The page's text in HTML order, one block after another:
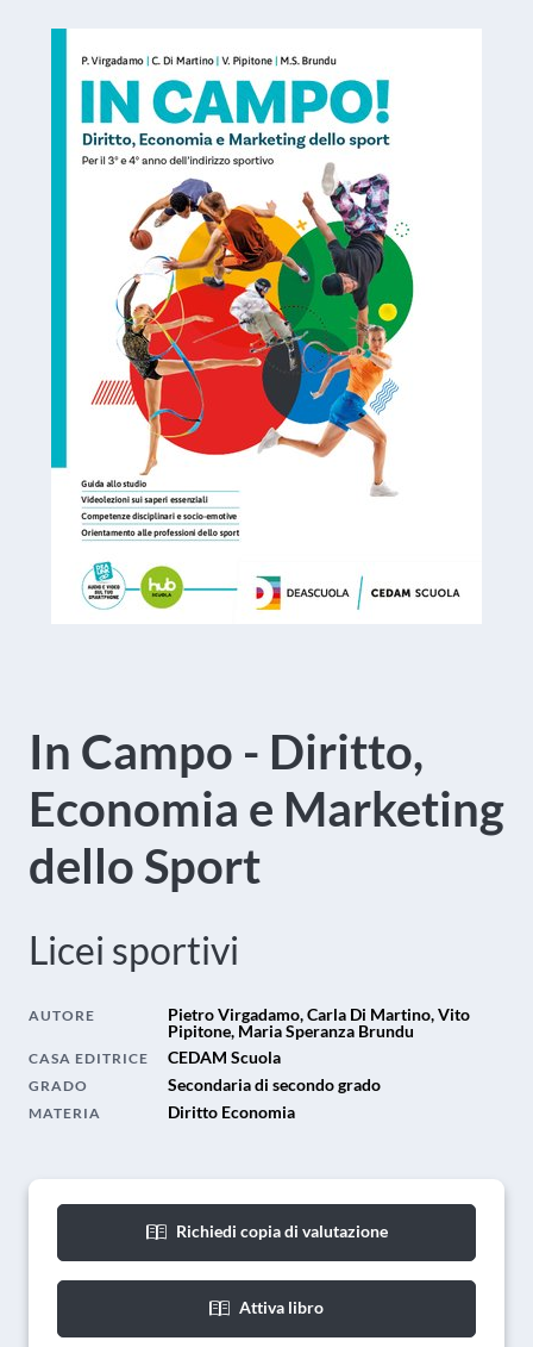
In Campo - Diritto,
Economia e Marketing
dello Sport
Licei sportivi
AUTORE
Pietro Virgadamo, Carla Di Martino, Vito
Pipitone, Maria Speranza Brundu
CASA EDITRICE CEDAM Scuola
GRADO Secondaria di secondo grado
MATERIA Diritto Economia
Richiedi copia di valutazione
Attiva libro